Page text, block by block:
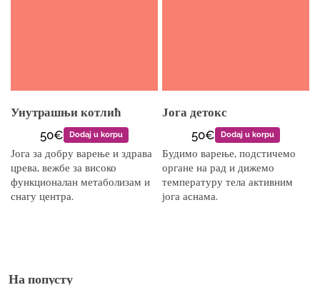
Унутрашњи котлић
50€
Dodaj u korpu
Јога за добру варење и здрава
црева, вежбе за високо
функционалан метаболизам и
снагу центра.
Јога детокс
50€
Dodaj u korpu
Будимо варење, подстичемо
органе на рад и дижемо
температуру тела активним
јога аснама.
На попусту